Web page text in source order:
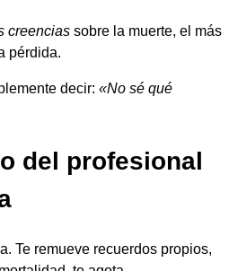
creencias sobre la muerte, el más
pérdida.
decir: «No sé qué
del profesional
Te remueve recuerdos propios,